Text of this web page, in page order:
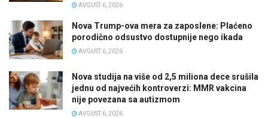
AVGUST 6, 2026
Nova Trump-ova mera za zaposlene: Plaćeno
porodično odsustvo dostupnije nego ikada
AVGUST 6, 2026
Nova studija na više od 2,5 miliona dece srušila
jednu od najvećih kontroverzi: MMR vakcina
nije povezana sa autizmom
AVGUST 6, 2026